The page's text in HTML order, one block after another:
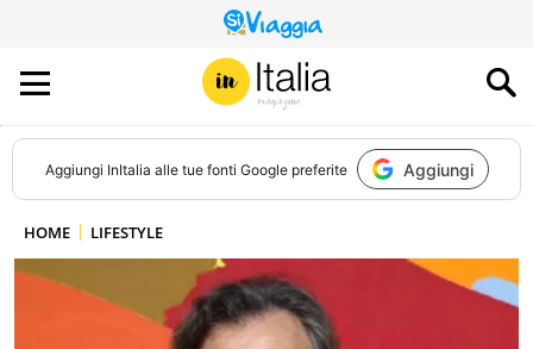
QUESTO
SITO
CONTRIBUISCE
ALL’AUDIENCE
DI
Aggiungi InItalia alle tue fonti Google preferite Aggiungi
HOME LIFESTYLE